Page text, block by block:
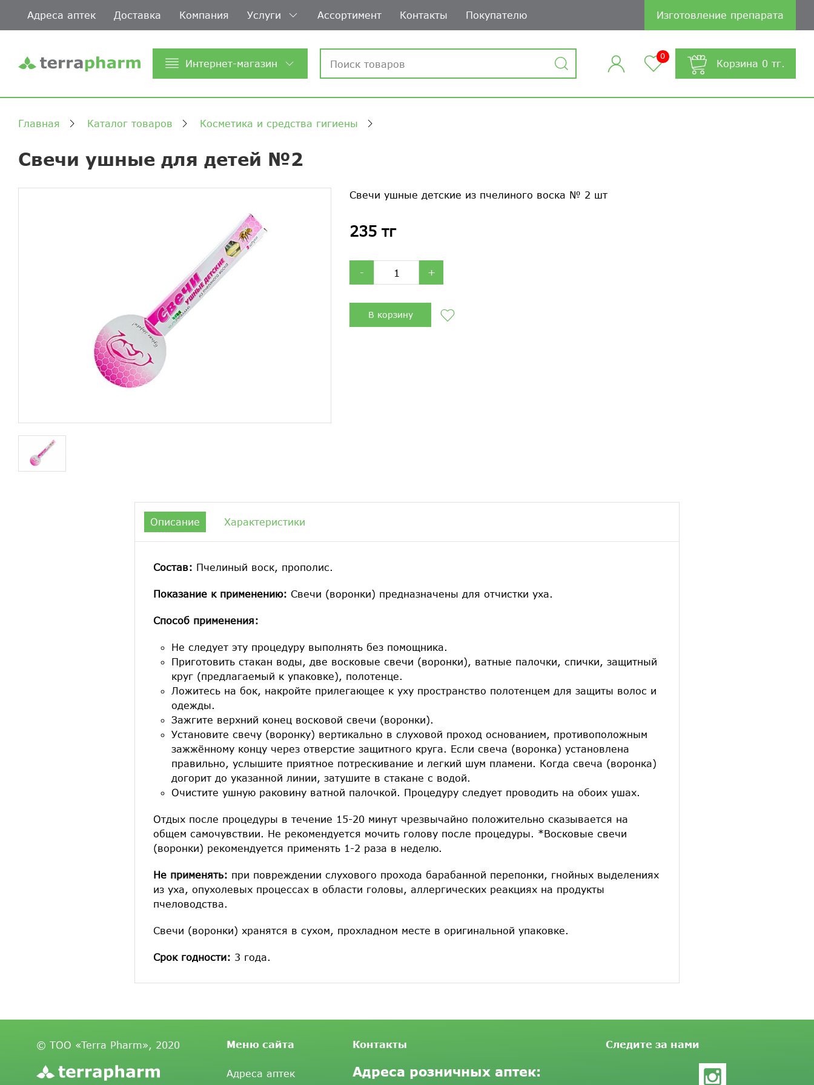
Адреса аптек Доставка Компания Услуги Ассортимент Контакты Покупателю Изготовление препарата
Интернет-магазин
0
Корзина 0 тг.
Главная Каталог товаров Косметика и средства гигиены
Свечи ушные для детей №2
Свечи ушные детские из пчелиного воска № 2 шт
235 тг
- +
В корзину
Описание Характеристики
Состав: Пчелиный воск, прополис.
Показание к применению: Свечи (воронки) предназначены для отчистки уха.
Способ применения:
Не следует эту процедуру выполнять без помощника.
Приготовить стакан воды, две восковые свечи (воронки), ватные палочки, спички, защитный
круг (предлагаемый к упаковке), полотенце.
Ложитесь на бок, накройте прилегающее к уху пространство полотенцем для защиты волос и
одежды.
Зажгите верхний конец восковой свечи (воронки).
Установите свечу (воронку) вертикально в слуховой проход основанием, противоположным
зажжённому концу через отверстие защитного круга. Если свеча (воронка) установлена
правильно, услышите приятное потрескивание и легкий шум пламени. Когда свеча (воронка)
догорит до указанной линии, затушите в стакане с водой.
Очистите ушную раковину ватной палочкой. Процедуру следует проводить на обоих ушах.
Отдых после процедуры в течение 15-20 минут чрезвычайно положительно сказывается на
общем самочувствии. Не рекомендуется мочить голову после процедуры. *Восковые свечи
(воронки) рекомендуется применять 1-2 раза в неделю.
Не применять: при повреждении слухового прохода барабанной перепонки, гнойных выделениях
из уха, опухолевых процессах в области головы, аллергических реакциях на продукты
пчеловодства.
Свечи (воронки) хранятся в сухом, прохладном месте в оригинальной упаковке.
Срок годности: 3 года.
© ТОО «Terra Pharm», 2020 Меню сайта
Адреса аптек
Контакты
Адреса розничных аптек:
Следите за нами